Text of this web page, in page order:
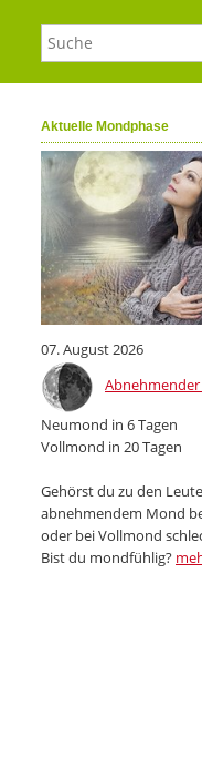
Aktuelle Mondphase
07. August 2026
Neumond in 6 Tagen
Vollmond in 20 Tagen
Gehörst du zu den
abnehmendem Mond
oder bei Vollmond
Bist du mondfühlig?